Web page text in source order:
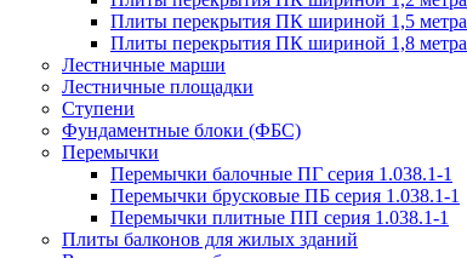
Плиты перекрытия ПК шириной 1,5 метра
Плиты перекрытия ПК шириной 1,8 метра
Лестничные марши
Лестничные площадки
Ступени
Фундаментные блоки (ФБС)
Перемычки
Перемычки балочные ПГ серия 1.038.1-1
Перемычки брусковые ПБ серия 1.038.1-1
Перемычки плитные ПП серия 1.038.1-1
Плиты балконов для жилых зданий